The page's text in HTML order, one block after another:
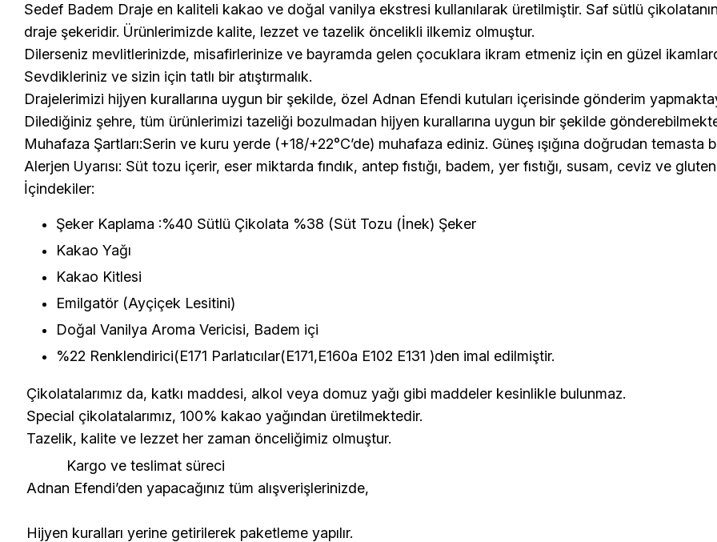
Sedef Badem Draje en kaliteli kakao ve doğal vanilya ekstresi kullanılarak üretilmiştir. Saf sütlü
draje şekeridir. Ürünlerimizde kalite, lezzet ve tazelik öncelikli ilkemiz olmuştur.
Dilerseniz mevlitlerinizde, misafirlerinize ve bayramda gelen çocuklara ikram etmeniz için en güzel
Sevdikleriniz ve sizin için tatlı bir atıştırmalık.
Drajelerimizi hijyen kurallarına uygun bir şekilde, özel Adnan Efendi kutuları içerisinde gönderim
Dilediğiniz şehre, tüm ürünlerimizi tazeliği bozulmadan hijyen kurallarına uygun bir şekilde
Muhafaza Şartları:Serin ve kuru yerde (+18/+22°C’de) muhafaza ediniz. Güneş ışığına doğrudan temasta
Alerjen Uyarısı: Süt tozu içerir, eser miktarda fındık, antep fıstığı, badem, yer fıstığı, susam, ceviz ve
İçindekiler:
Şeker Kaplama :%40 Sütlü Çikolata %38 (Süt Tozu (İnek) Şeker
Kakao Yağı
Kakao Kitlesi
Emilgatör (Ayçiçek Lesitini)
Doğal Vanilya Aroma Vericisi, Badem içi
%22 Renklendirici(E171 Parlatıcılar(E171,E160a E102 E131 )den imal edilmiştir.
Çikolatalarımız da, katkı maddesi, alkol veya domuz yağı gibi maddeler kesinlikle bulunmaz.
Special çikolatalarımız, 100% kakao yağından üretilmektedir.
Tazelik, kalite ve lezzet her zaman önceliğimiz olmuştur.
Kargo ve teslimat süreci
Adnan Efendi’den yapacağınız tüm alışverişlerinizde,
Hijyen kuralları yerine getirilerek paketleme yapılır.